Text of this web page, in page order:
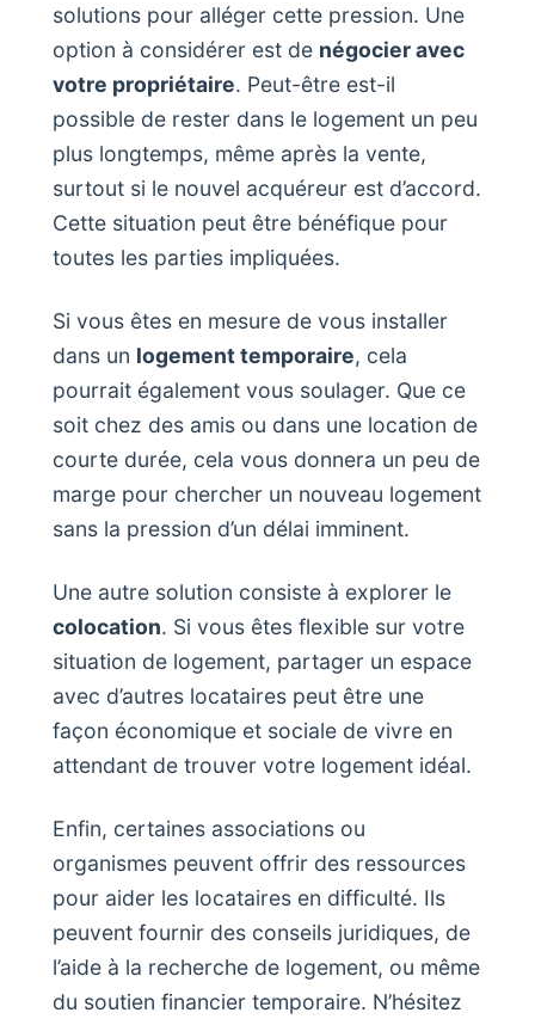
solutions pour alléger cette pression. Une
option à considérer est de négocier avec
votre propriétaire. Peut-être est-il
possible de rester dans le logement un peu
plus longtemps, même après la vente,
surtout si le nouvel acquéreur est d’accord.
Cette situation peut être bénéfique pour
toutes les parties impliquées.
Si vous êtes en mesure de vous installer
dans un logement temporaire, cela
pourrait également vous soulager. Que ce
soit chez des amis ou dans une location de
courte durée, cela vous donnera un peu de
marge pour chercher un nouveau logement
sans la pression d’un délai imminent.
Une autre solution consiste à explorer le
colocation. Si vous êtes flexible sur votre
situation de logement, partager un espace
avec d’autres locataires peut être une
façon économique et sociale de vivre en
attendant de trouver votre logement idéal.
Enfin, certaines associations ou
organismes peuvent offrir des ressources
pour aider les locataires en difficulté. Ils
peuvent fournir des conseils juridiques, de
l’aide à la recherche de logement, ou même
du soutien financier temporaire. N’hésitez